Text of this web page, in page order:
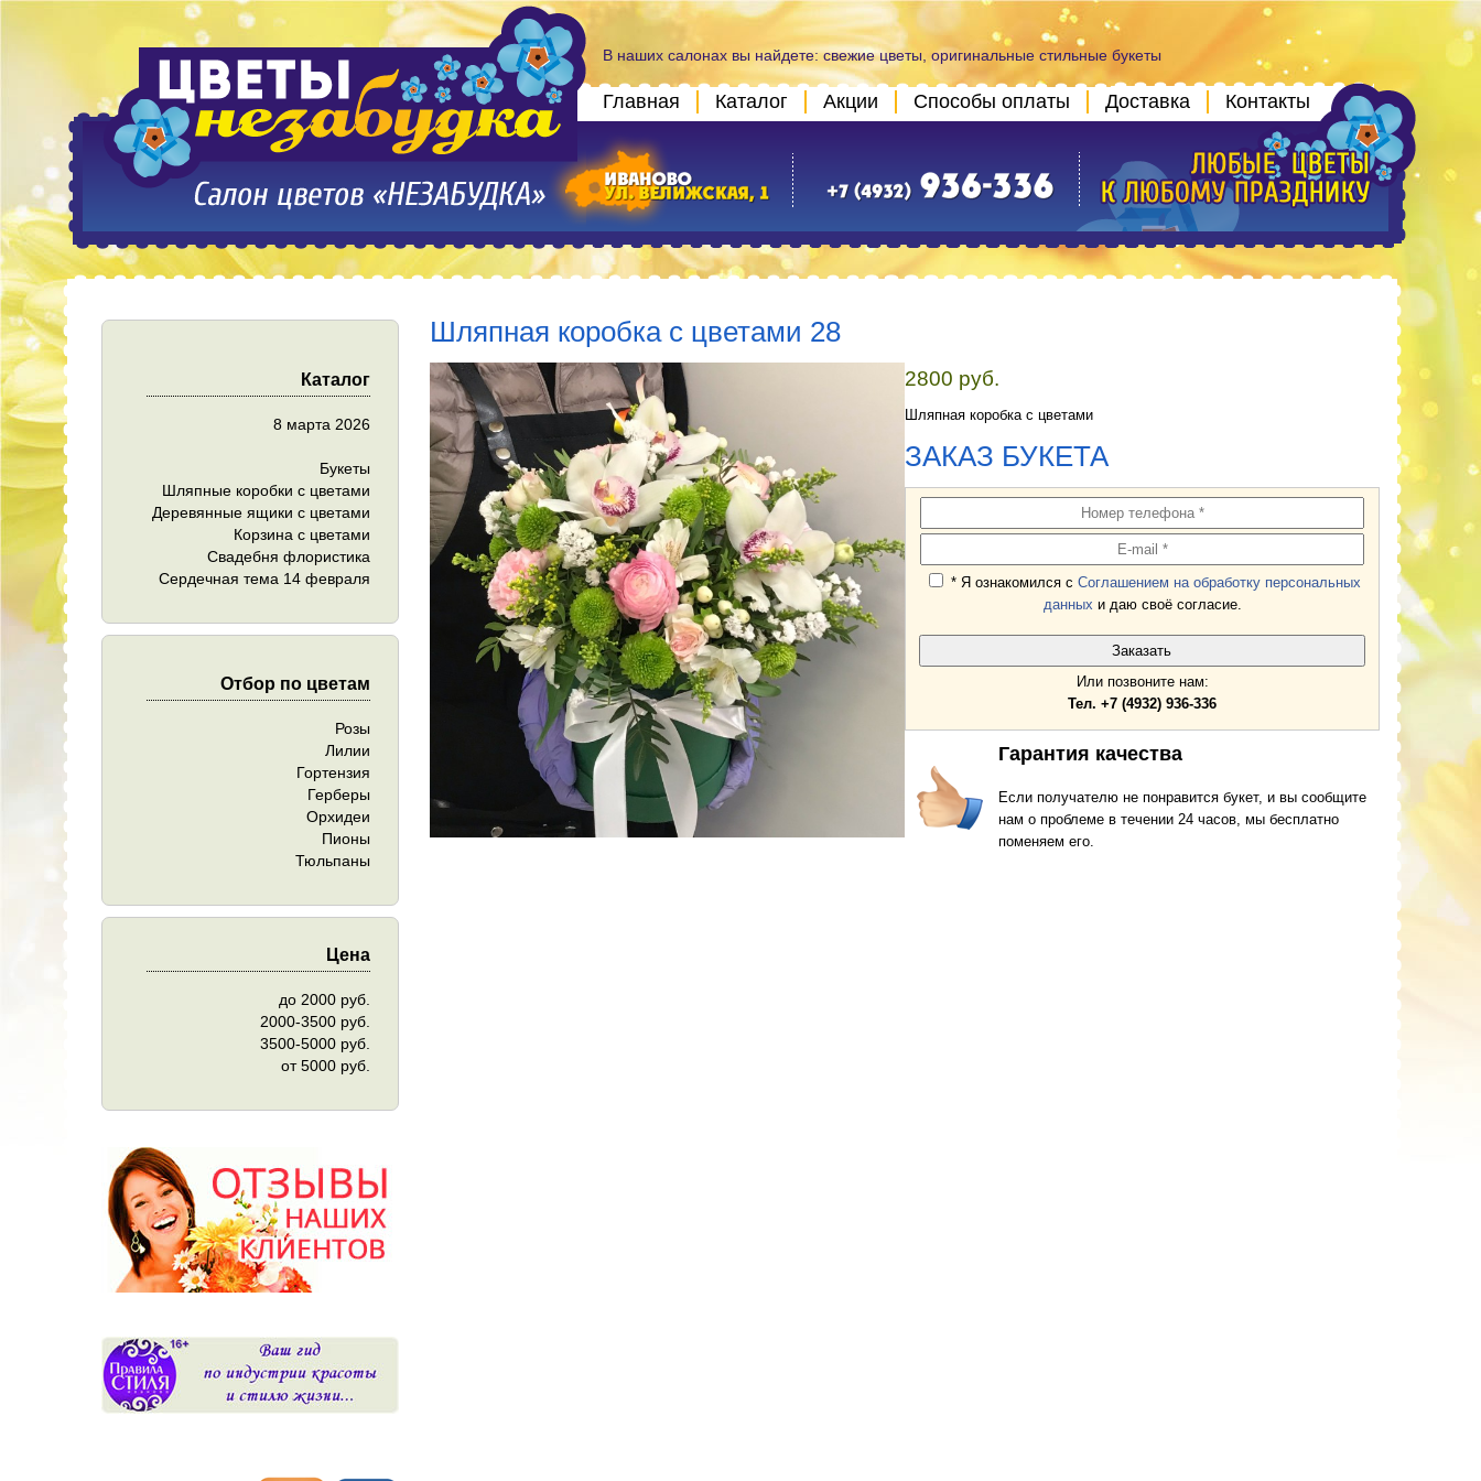
В наших салонах вы найдете: свежие цветы, оригинальные стильные букеты
Главная Каталог Акции Способы оплаты Доставка Контакты
Каталог
8 марта 2026
Букеты
Шляпные коробки с цветами
Деревянные ящики с цветами
Корзина с цветами
Свадебня флористика
Сердечная тема 14 февраля
Отбор по цветам
Розы
Лилии
Гортензия
Герберы
Орхидеи
Пионы
Тюльпаны
Цена
до 2000 руб.
2000-3500 руб.
3500-5000 руб.
от 5000 руб.
Шляпная коробка с цветами 28
2800 руб.
Шляпная коробка с цветами
ЗАКАЗ БУКЕТА
* Я ознакомился с Соглашением на обработку персональных
данных и даю своё согласие.
Или позвоните нам:
Тел. +7 (4932) 936-336
Гарантия качества
Если получателю не понравится букет, и вы сообщите
нам о проблеме в течении 24 часов, мы бесплатно
поменяем его.